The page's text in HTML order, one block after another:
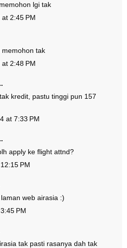
lgi tak
2:45 PM
memohon tak
2:48 PM
kredit, pastu tinggi pun 157
at 7:33 PM
apply ke flight attnd?
PM
web airasia :)
PM
tak pasti rasanya dah tak